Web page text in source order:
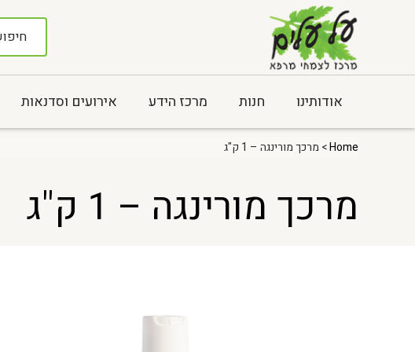
אודותינו חנות מרכז הידע אירועים וסדנאות
Home> מרכך מורינגה – 1 ק"ג
מרכך מורינגה – 1 ק"ג